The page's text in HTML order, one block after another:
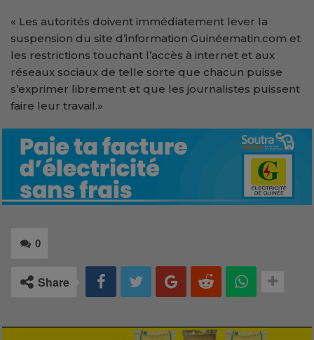
« Les autorités doivent immédiatement lever la
suspension du site d’information Guinéematin.com et
les restrictions touchant l’accès à internet et aux
réseaux sociaux de telle sorte que chacun puisse
s’exprimer librement et que les journalistes puissent
faire leur travail.»
0
Share